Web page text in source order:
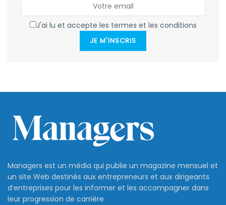
J'ai lu et accepte les termes et les conditions
JE M'INSCRIS
Managers est un média qui publie un magazine mensuel et
un site Web destinés aux entrepreneurs et aux dirigeants
d’entreprises pour les informer et les accompagner dans
leur progression de carrière